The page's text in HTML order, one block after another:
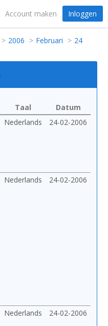
Account maken Inloggen
2006 Februari 24
Taal
Datum
Nederlands 24-02-2006
Nederlands 24-02-2006
Nederlands 24-02-2006